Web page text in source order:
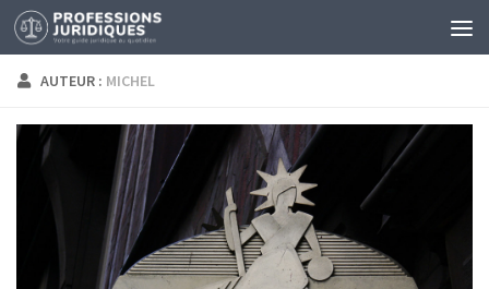
AUTEUR : MICHEL